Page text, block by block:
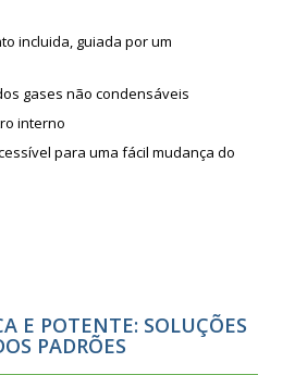
incluida, guiada por um
gases não condensáveis
interno
para uma fácil mudança do
E POTENTE: SOLUÇÕES
PADRÕES